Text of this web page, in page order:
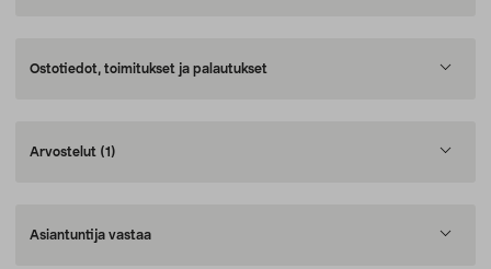
Ostotiedot, toimitukset ja palautukset
Arvostelut (1)
Asiantuntija vastaa